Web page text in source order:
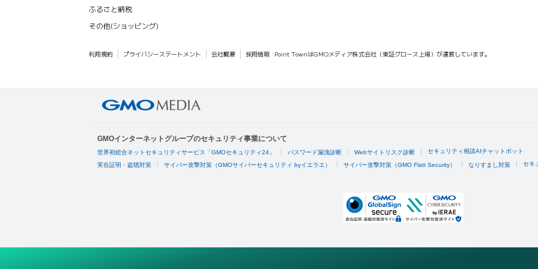
ふるさと納税
その他(ショッピング)
利用規約 プライバシーステートメント 会社概要 採用情報 Point TownはGMOメディア株式会社（東証グロース上場）が運営しています。
GMOインターネットグループのセキュリティ事業について
世界初総合ネットセキュリティサービス「GMOセキュリティ24」 パスワード漏洩診断 Webサイトリスク診断 セキュリティ相談AIチャットボット
実在証明・盗聴対策 サイバー攻撃対策（GMOサイバーセキュリティ byイエラエ） サイバー攻撃対策（GMO Flatt Security） なりすまし対策 セキ